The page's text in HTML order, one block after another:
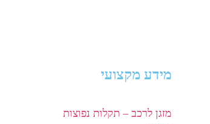
מידע מקצועי
מזגן לרכב – תקלות נפוצות